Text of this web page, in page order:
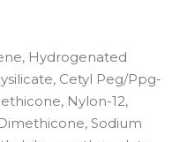
Hydrogenated
Cetyl Peg/Ppg-
Nylon-12,
Sodium